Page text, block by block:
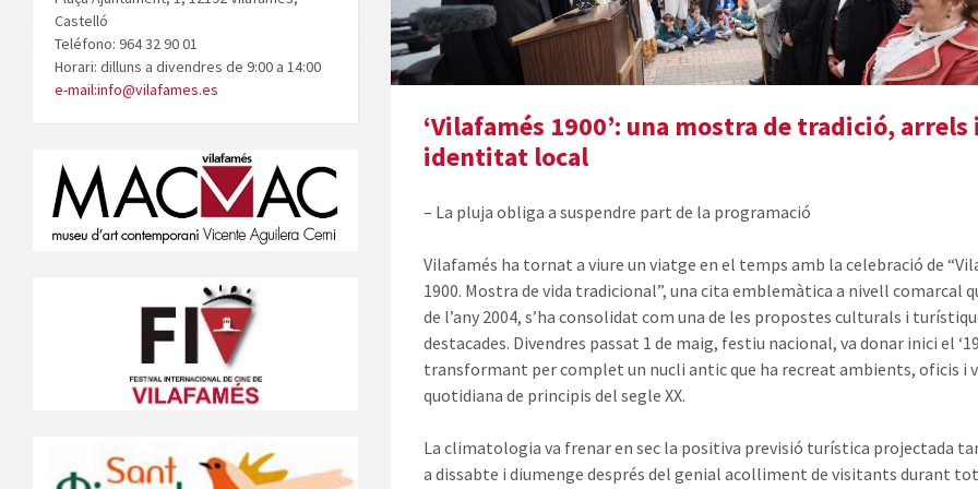
‘Vilafamés 1900’: una mostra de tradició, arrels i
identitat local
– La pluja obliga a suspendre part de la programació
Vilafamés ha tornat a viure un viatge en el temps amb la celebració de
1900. Mostra de vida tradicional”, una cita emblemàtica a nivell comarcal
de l’any 2004, s’ha consolidat com una de les propostes culturals i
destacades. Divendres passat 1 de maig, festiu nacional, va donar inici el
transformant per complet un nucli antic que ha recreat ambients, oficis i
quotidiana de principis del segle XX.
La climatologia va frenar en sec la positiva previsió turística projectada
a dissabte i diumenge després del genial acolliment de visitants durant
Castelló
Teléfono: 964 32 90 01
Horari: dilluns a divendres de 9:00 a 14:00
e-mail:info@vilafames.es